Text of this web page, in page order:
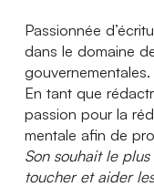
Passionnée
dans le domaine
gouvernementales.
En tant que
passion pour la
mentale afin de
Son souhait le
toucher et aider